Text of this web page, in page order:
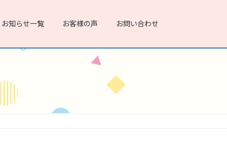
お知らせ一覧 お客様の声 お問い合わせ